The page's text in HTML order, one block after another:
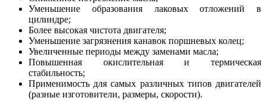
Уменьшение образования лаковых отложений в
цилиндре;
Более высокая чистота двигателя;
Уменьшение загрязнения канавок поршневых колец;
Увеличенные периоды между заменами масла;
Повышенная окислительная и термическая
стабильность;
Применимость для самых различных типов двигателей
(разные изготовители, размеры, скорости).